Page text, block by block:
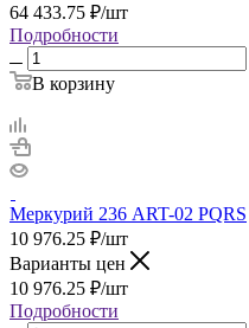
64 433.75 ₽/шт
Подробности
В корзину
Меркурий 236 ART-02 PQRS
10 976.25 ₽/шт
Варианты цен
10 976.25 ₽/шт
Подробности